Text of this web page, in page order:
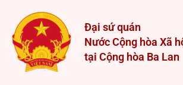
content
Đại sứ quán
Nước Cộng hòa Xã
tại Cộng hòa Ba Lan